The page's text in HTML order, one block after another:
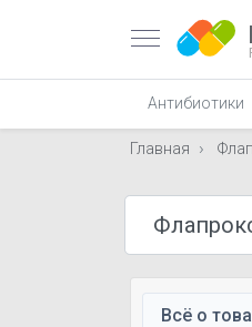
Антибиотики
Главная
Всё о